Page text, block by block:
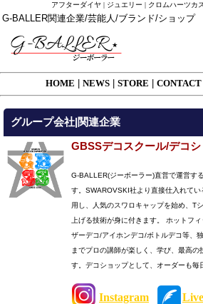
アフターダイヤ | ジュエリー | クロムハーツカ
G-BALLER関連企業/芸能人/ブランド/ショップ
HOME NEWS STORE CONTACT
グループ会社|関連企業
GBSSデコスクール/デコ
G-BALLER(ジーボーラー)直営で運営す
す。 SWAROVSKI社より直接仕入れて
用し、
人気のスワロキャップを始め、T
上げる技術が身に付きます。 ホットフ
ザーデコ/アイホンデコ/ボトルデコ等、
までプロの講師が楽しく、学び、最高の
す。 デコショップとして、オーダーも毎
Instagram